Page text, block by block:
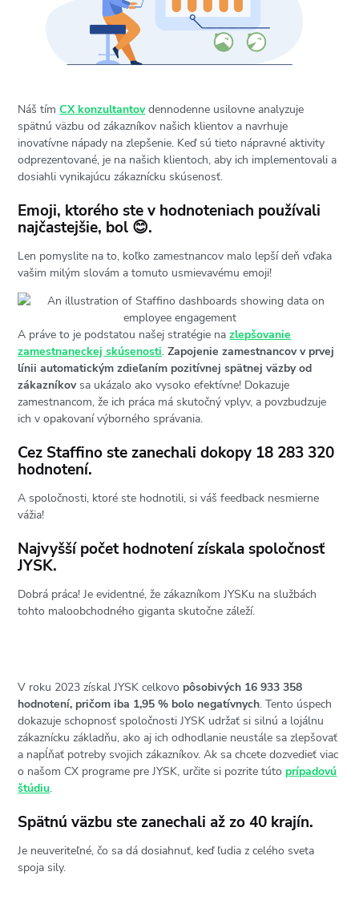
Náš tímCX konzultantovdennodenne usilovne analyzuje
spätnú väzbu od zákazníkov našich klientov a navrhuje
inovatívne nápady na zlepšenie. Keď sú tieto nápravné aktivity
odprezentované, je na našich klientoch, aby ich implementovali a
dosiahli vynikajúcu zákaznícku skúsenosť.
Emoji, ktorého ste v hodnoteniach používali
najčastejšie, bol 😊.
Len pomyslite na to, koľko zamestnancov malo lepší deň vďaka
vašim milým slovám a tomuto usmievavému emoji!
A práve to je podstatou našej stratégie nazlepšovanie
zamestnaneckej skúsenosti.Zapojenie zamestnancov v prvej
línii automatickým zdieľaním pozitívnej spätnej väzby od
zákazníkovsa ukázalo ako vysoko efektívne! Dokazuje
zamestnancom, že ich práca má skutočný vplyv, a povzbudzuje
ich v opakovaní výborného správania.
Cez Staffino ste zanechali dokopy 18 283 320
hodnotení.
A spoločnosti, ktoré ste hodnotili, si váš feedback nesmierne
vážia!
Najvyšší počet hodnotení získala spoločnosť
JYSK.
Dobrá práca! Je evidentné, že zákazníkom JYSKu na službách
tohto maloobchodného giganta skutočne záleží.
V roku 2023 získal JYSK celkovo pôsobivých 16 933 358
hodnotení, pričom iba 1,95 % bolo negatívnych. Tento úspech
dokazuje schopnosť spoločnosti JYSK udržať si silnú a lojálnu
zákaznícku základňu, ako aj ich odhodlanie neustále sa zlepšovať
a napĺňať potreby svojich zákazníkov. Ak sa chcete dozvedieť viac
o našom CX programe pre JYSK, určite si pozrite túto prípadovú
štúdiu.
Spätnú väzbu ste zanechali až zo 40 krajín.
Je neuveriteľné, čo sa dá dosiahnuť, keď ľudia z celého sveta
spoja sily.